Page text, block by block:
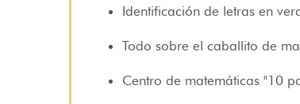
Identificación de letras en
Todo sobre el caballito de
Centro de matemáticas "10